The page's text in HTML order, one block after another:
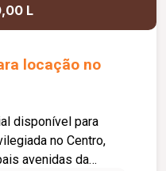
L
locação no
disponível para
no Centro,
avenidas da